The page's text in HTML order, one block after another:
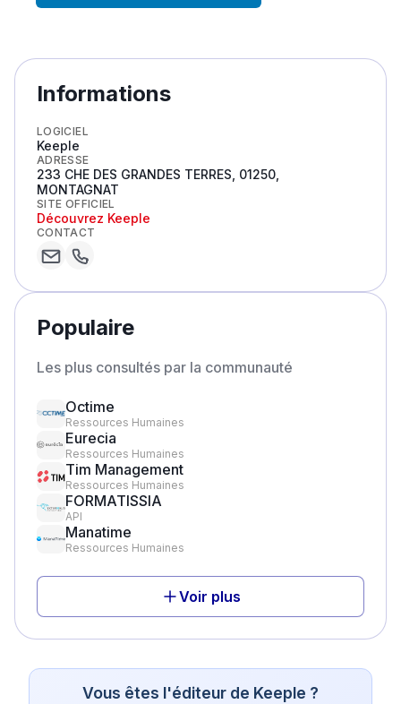
Informations
LOGICIEL
Keeple
ADRESSE
233 CHE DES GRANDES TERRES, 01250,
MONTAGNAT
SITE OFFICIEL
Découvrez Keeple
CONTACT
Populaire
Les plus consultés par la communauté
Octime
Ressources Humaines
Eurecia
Ressources Humaines
Tim Management
Ressources Humaines
FORMATISSIA
API
Manatime
Ressources Humaines
Voir plus
Vous êtes l'éditeur de Keeple ?